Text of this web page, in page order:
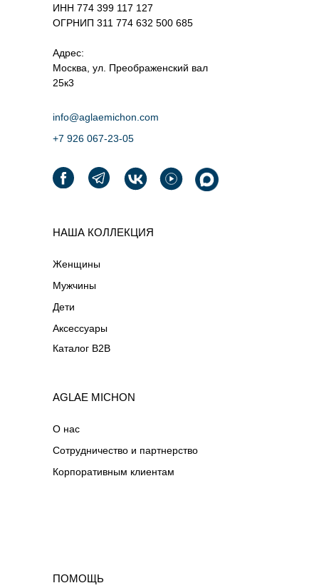
ПОМОЩЬ
Женщины
О нас
НАША КОЛЛЕКЦИЯ
AGLAE MICHON
+7 926 067-23-05‬
Мужчины
Дети
Аксессуары
Сотрудничество и партнерство
Корпоративным клиентам
ИНН 774 399 117 127
ОГРНИП 311 774 632 500 685
Адрес:
Москва, ул. Преображенский вал
25к3
info@aglaemichon.com
Каталог B2B